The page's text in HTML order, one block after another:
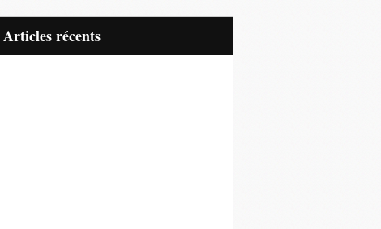
articles récents